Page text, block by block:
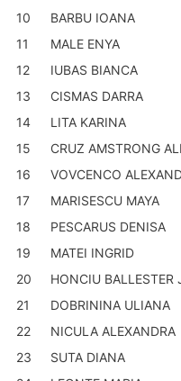
10
BARBU IOANA
11
MALE ENYA
12
IUBAS BIANCA
13
CISMAS DARRA
14
LITA KARINA
15
CRUZ AMSTRONG
16
VOVCENCO
17
MARISESCU MAYA
18
PESCARUS DENISA
19
MATEI INGRID
20
HONCIU BALLESTER
21
DOBRININA ULIANA
22
NICULA ALEXANDRA
23
SUTA DIANA